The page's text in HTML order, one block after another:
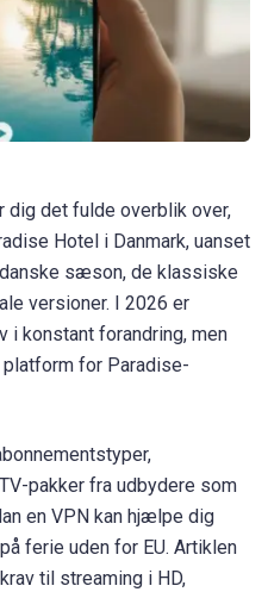
dig det fulde overblik over,
Hotel i Danmark, uanset
sæson, de klassiske
versioner. I 2026 er
konstant forandring, men
for Paradise-
pakker fra udbydere som
en VPN kan hjælpe dig
ferie uden for EU. Artiklen
til streaming i HD,